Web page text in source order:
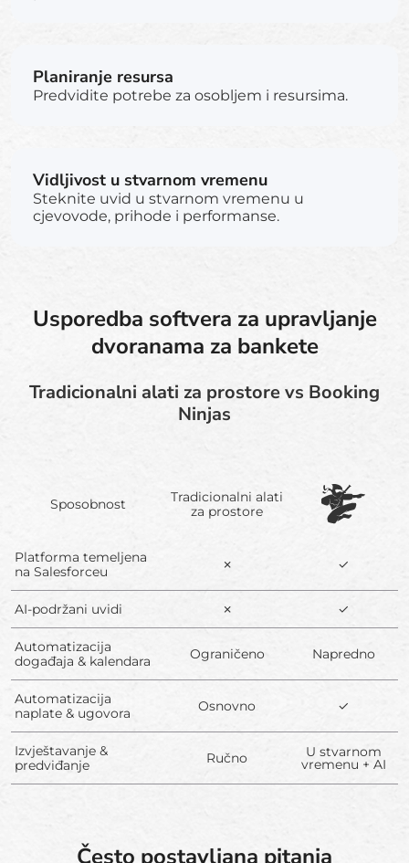
Planiranje resursa
Predvidite potrebe za osobljem i resursima.
Vidljivost u stvarnom vremenu
Steknite uvid u stvarnom vremenu u
cjevovode, prihode i performanse.
Usporedba softvera za upravljanje
dvoranama za bankete
Tradicionalni alati za prostore vs Booking
Ninjas
Sposobnost
Tradicionalni alati
za prostore
Platforma temeljena
na Salesforceu
✗ ✓
AI-podržani uvidi ✗ ✓
Automatizacija
događaja & kalendara
Ograničeno Napredno
Automatizacija
naplate & ugovora
Osnovno ✓
Izvještavanje &
predviđanje
Ručno U stvarnom
vremenu + AI
Često postavljana pitanja